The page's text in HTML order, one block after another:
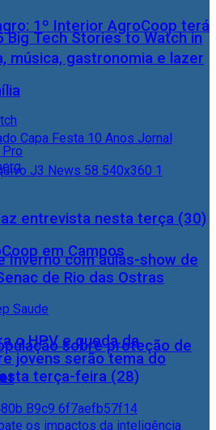
1º Interior AgroCoop terá
música, gastronomia e lazer
entrevista nesta terça (30)
em Campos
sobre proteção de
Big Tech Stories to Watch in
Inverno com aulas-show de
de Rio das Ostras
o HPV e queda da
jovens serão tema do
terça-feira (28)